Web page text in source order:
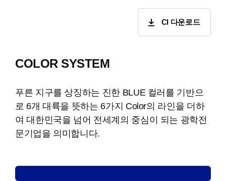
CI 다운로드
COLOR SYSTEM
푸른 지구를 상징하는 진한 BLUE 컬러를 기반으
로 6개 대륙을 뜻하는 6가지 Color의 라인을 더하
여 대한민국을 넘어 전세계의 중심이 되는 광학전
문기업을 의미합니다.